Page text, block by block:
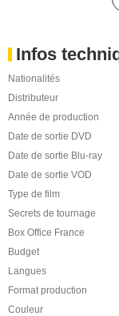
Infos
Nationalités
Distributeur
Année de production
Date de sortie DVD
Date de sortie Blu-ray
Date de sortie VOD
Type de film
Secrets de tournage
Box Office France
Budget
Langues
Format production
Couleur